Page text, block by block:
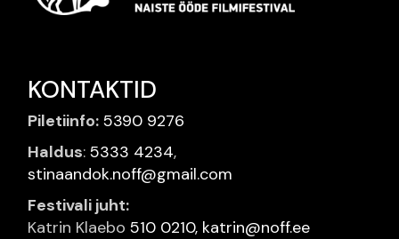
KONTAKTID
Piletiinfo: 5390 9276
Haldus:5333 4234,
stinaandok.noff@gmail.com
Festivali juht:
Katrin Klaebo510 0210, katrin@noff.ee